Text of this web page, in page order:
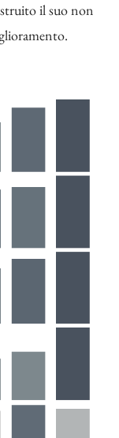
il suo non